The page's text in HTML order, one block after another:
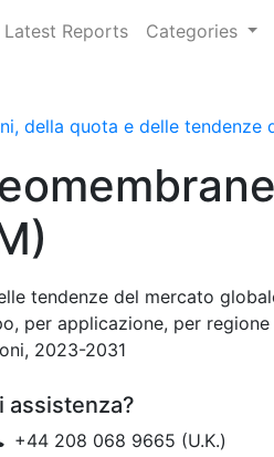
Latest Reports Categories
della quota e delle
tendenze del mercato
per applicazione, per
2023-2031
assistenza?
+44 208 068 9665 (U.K.)